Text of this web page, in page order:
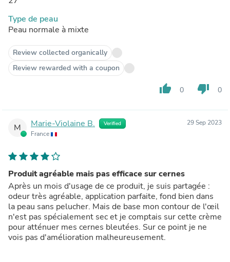
Type de peau
Peau normale à mixte
Review collected organically
Review rewarded with a coupon
thumb_up 0 thumb_down 0
M Marie-Violaine B. Verified
France
29 Sep 2023
Produit agréable mais pas efficace sur cernes
Après un mois d'usage de ce produit, je suis partagée :
odeur très agréable, application parfaite, fond bien dans
la peau sans pelucher. Mais de base mon contour de l'œil
n'est pas spécialement sec et je comptais sur cette crème
pour atténuer mes cernes bleutées. Sur ce point je ne
vois pas d'amélioration malheureusement.